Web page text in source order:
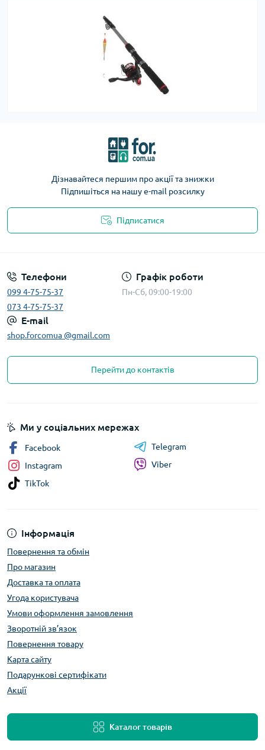
Дізнавайтеся першим про акції та знижки
Підпишіться на нашу e-mail розсилку
Підписатися
Телефони
099 4-75-75-37
073 4-75-75-37
Графік роботи
Пн-Сб, 09:00-19:00
E-mail
shop.forcomua @gmail.com
Перейти до контактів
Інформація
Повернення та обмін
Про магазин
Доставка та оплата
Угода користувача
Умови оформлення замовлення
Зворотній зв’язок
Повернення товару
Карта сайту
Подарункові сертифікати
Акції
Каталог товарів
Ми у соціальних мережах
Facebook
Instagram
TikTok
Telegram
Viber